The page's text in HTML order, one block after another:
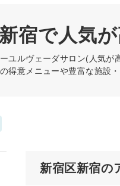
宿で人気
ユルヴェーダサロン(人気が
得意メニューや豊富な施設
新宿区新宿の